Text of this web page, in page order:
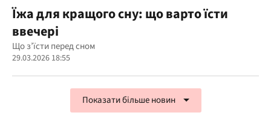
Їжа для кращого сну: що варто їсти
ввечері
Що з’їсти перед сном
29.03.2026 18:55
Показати більше новин